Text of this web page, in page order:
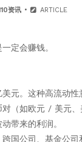
资讯 ARTICLE
定会赚钱。
元。这种高流动
（如欧元 / 美元
带来的利润。
国公司、基金公